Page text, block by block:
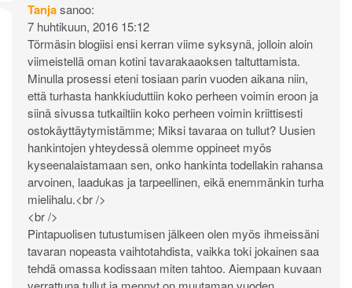
Tanjasanoo:
7 huhtikuun, 2016 15:12
Törmäsin blogiisi ensi kerran viime syksynä, jolloin aloin
viimeistellä oman kotini tavarakaaoksen taltuttamista.
Minulla prosessi eteni tosiaan parin vuoden aikana niin,
että turhasta hankkiuduttiin koko perheen voimin eroon ja
siinä sivussa tutkailtiin koko perheen voimin kriittisesti
ostokäyttäytymistämme; Miksi tavaraa on tullut? Uusien
hankintojen yhteydessä olemme oppineet myös
kyseenalaistamaan sen, onko hankinta todellakin rahansa
arvoinen, laadukas ja tarpeellinen, eikä enemmänkin turha
mielihalu.<br />
<br />
Pintapuolisen tutustumisen jälkeen olen myös ihmeissäni
tavaran nopeasta vaihtotahdista, vaikka toki jokainen saa
tehdä omassa kodissaan miten tahtoo. Aiempaan kuvaan